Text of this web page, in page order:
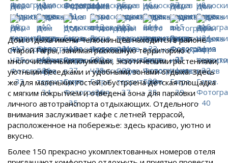
Дом отдыха имени Челюскинцев находится в районе
Старой Гагры, занимая роскошную территорию с
многочисленными клумбами, экзотическими растениями,
уютными беседками и удобными зонами отдыха. Здесь
же для маленьких гостей обустроена детская площадка
с мягким покрытием и отведена зона для парковки
личного автотранспорта отдыхающих. Отдельного
внимания заслуживает кафе с летней террасой,
расположенное на побережье: здесь красиво, уютно и
вкусно.
Более 150 прекрасно укомплектованных номеров отеля